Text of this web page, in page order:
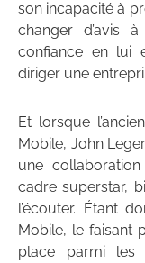
son incapacité à
changer d’avis
confiance en lui
diriger une
Et lorsque
Mobile, John
une
cadre superstar,
l’écouter. Étant
Mobile, le faisant
place parmi les